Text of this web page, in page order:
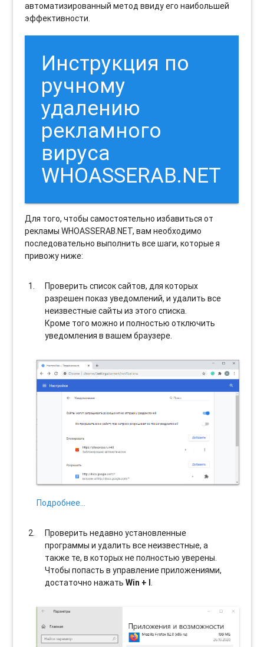
автоматизированный метод ввиду его наибольшей
эффективности.
Инструкция по
ручному
удалению
рекламного
вируса
WHOASSERAB.NET
Для того, чтобы самостоятельно избавиться от
рекламы WHOASSERAB.NET, вам необходимо
последовательно выполнить все шаги, которые я
привожу ниже:
Проверить список сайтов, для которых
разрешен показ уведомлений, и удалить все
неизвестные сайты из этого списка.
Кроме того можно и полностью отключить
уведомления в вашем браузере.
Подробнее…
Проверить недавно установленные
программы и удалить все неизвестные, а
также те, в которых не полностью уверены.
Чтобы попасть в управление приложениями,
достаточно нажатьWin + I.